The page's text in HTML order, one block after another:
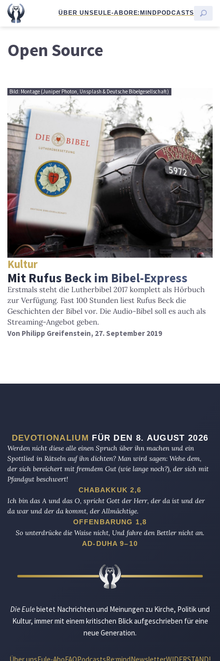
ÜBER UNSEULE-ABORE:MINDPODCASTS
Open Source
Bild: Montage (Juniper Photon, Unsplash & Deutsche Bibelgesellschaft)
Kultur
Mit Rufus Beck im Bibel-Express
Erstmals steht die Lutherbibel 2017 komplett als Hörbuch
zur Verfügung. Fast 100 Stunden liest Rufus Beck die
Geschichten der Bibel vor. Die Audio-Bibel soll es auch als
Streaming-Angebot geben.
Von Philipp Greifenstein, 27. September 2019
DEVOTIONALIUM FÜR DEN 8. AUGUST 2026
Werden nicht diese alle einen Spruch über ihn machen und ein
Spottlied in Rätseln auf ihn dichten? Man wird sagen: Wehe dem,
der sich bereichert mit fremdem Gut (wie lange noch?), der sich mit
Pfandgut beschwert!
CHABAKKUK 2,6
Ich bin das A und das O, spricht Gott der Herr, der da ist und der
da war und der da kommt, der Allmächtige.
OFFENBARUNG 1,8
So unterdrücke die Waise nicht, Und fahre den Bettler nicht an.
AD-DUHA 9–10
Die Eulebietet Nachrichten und Meinungen zu Kirche, Politik und
Kultur, immer mit einem kritischen Blick aufgeschrieben für eine
neue Generation.